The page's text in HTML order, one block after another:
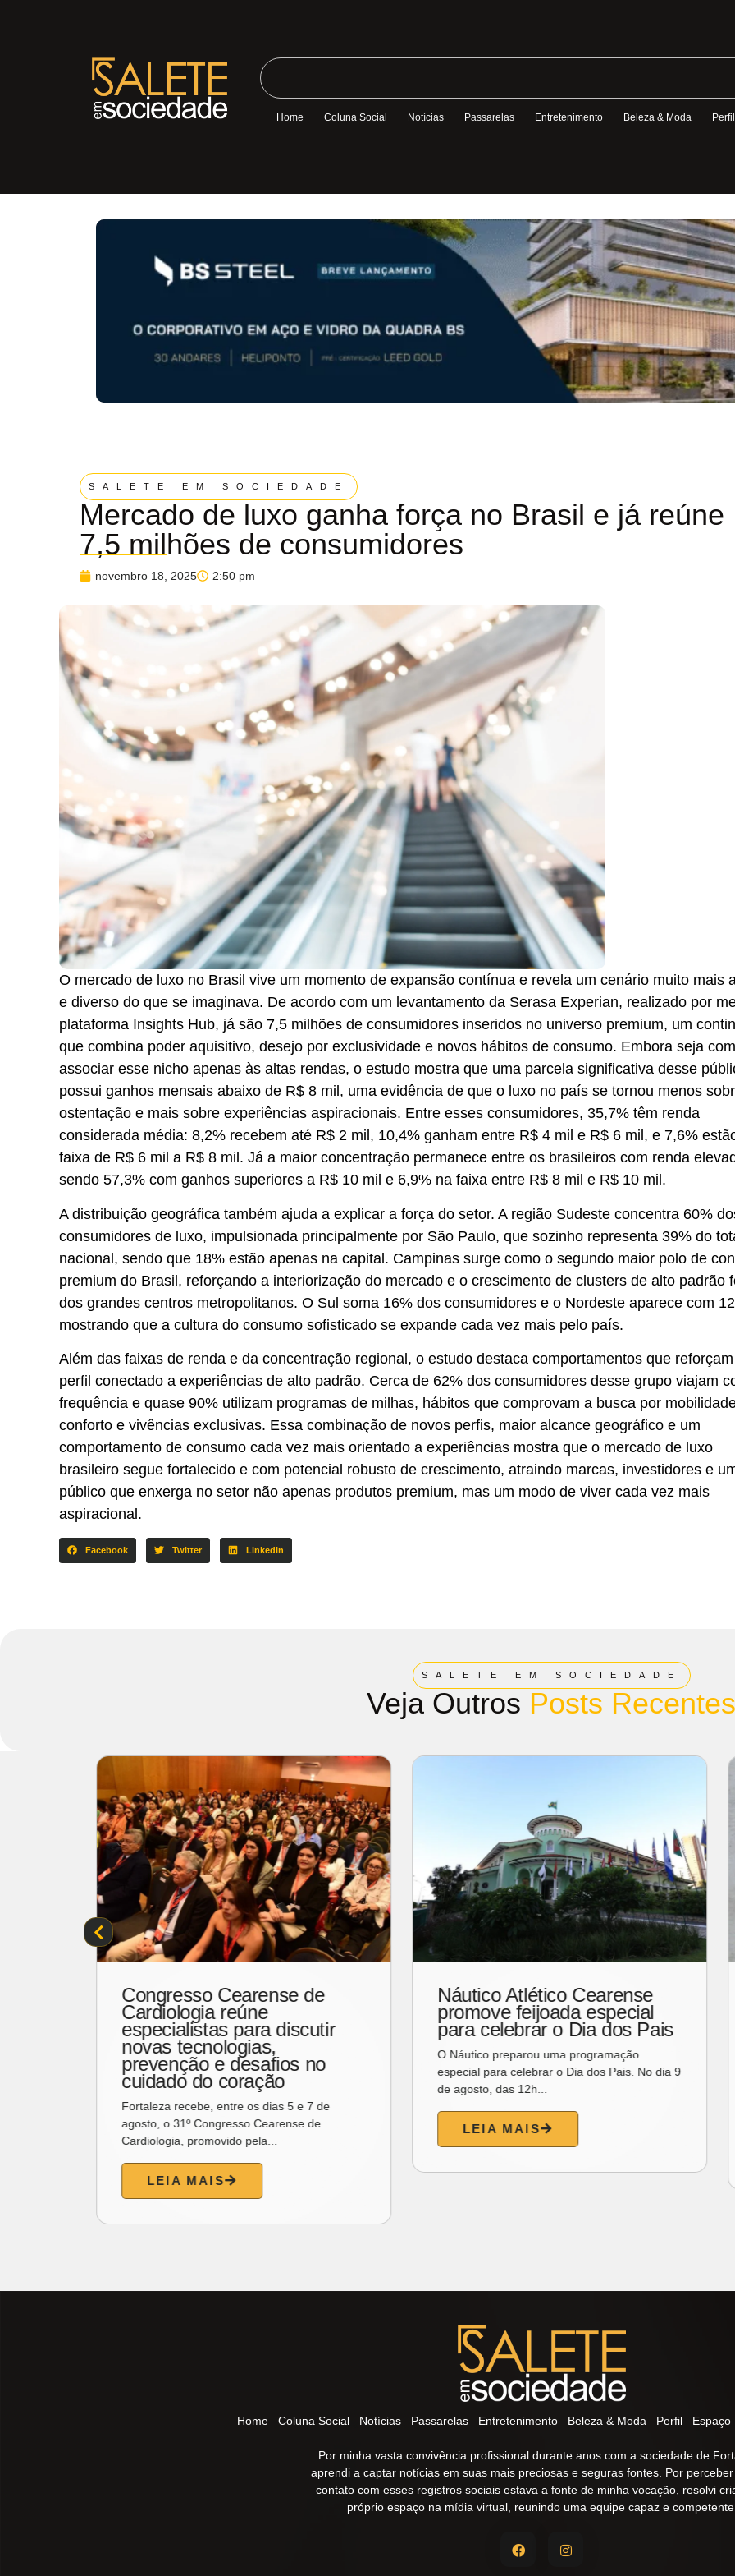
Home Coluna Social Notícias Passarelas Entretenimento Beleza & Moda Perfil
SALETE EM SOCIEDADE
Mercado de luxo ganha força no Brasil e já reúne
7,5 milhões de consumidores
novembro 18, 2025 2:50 pm
O mercado de luxo no Brasil vive um momento de expansão contínua e revela um cenário muito mais
e diverso do que se imaginava. De acordo com um levantamento da Serasa Experian, realizado por
plataforma Insights Hub, já são 7,5 milhões de consumidores inseridos no universo premium, um
que combina poder aquisitivo, desejo por exclusividade e novos hábitos de consumo. Embora seja
associar esse nicho apenas às altas rendas, o estudo mostra que uma parcela significativa desse
possui ganhos mensais abaixo de R$ 8 mil, uma evidência de que o luxo no país se tornou menos
ostentação e mais sobre experiências aspiracionais. Entre esses consumidores, 35,7% têm renda
considerada média: 8,2% recebem até R$ 2 mil, 10,4% ganham entre R$ 4 mil e R$ 6 mil, e 7,6%
faixa de R$ 6 mil a R$ 8 mil. Já a maior concentração permanece entre os brasileiros com renda
sendo 57,3% com ganhos superiores a R$ 10 mil e 6,9% na faixa entre R$ 8 mil e R$ 10 mil.
A distribuição geográfica também ajuda a explicar a força do setor. A região Sudeste concentra 60%
consumidores de luxo, impulsionada principalmente por São Paulo, que sozinho representa 39% do
nacional, sendo que 18% estão apenas na capital. Campinas surge como o segundo maior polo de
premium do Brasil, reforçando a interiorização do mercado e o crescimento de clusters de alto padrão
dos grandes centros metropolitanos. O Sul soma 16% dos consumidores e o Nordeste aparece com
mostrando que a cultura do consumo sofisticado se expande cada vez mais pelo país.
Além das faixas de renda e da concentração regional, o estudo destaca comportamentos que
perfil conectado a experiências de alto padrão. Cerca de 62% dos consumidores desse grupo viajam
frequência e quase 90% utilizam programas de milhas, hábitos que comprovam a busca por
conforto e vivências exclusivas. Essa combinação de novos perfis, maior alcance geográfico e um
comportamento de consumo cada vez mais orientado a experiências mostra que o mercado de luxo
brasileiro segue fortalecido e com potencial robusto de crescimento, atraindo marcas, investidores e
público que enxerga no setor não apenas produtos premium, mas um modo de viver cada vez mais
aspiracional.
Facebook Twitter LinkedIn
SALETE EM SOCIEDADE
Veja Outros Posts Recentes
Náutico Atlético Cearense
promove feijoada especial
para celebrar o Dia dos Pais
O Náutico preparou uma programação
especial para celebrar o Dia dos Pais. No dia 9
de agosto, das 12h...
LEIA MAIS
Unifor promove encontro
com designers mexicanos
sobre inovação, cultura e
impacto social
A Universidade de Fortaleza (Unifor) promove
um encontro acadêmico com os designers
LEIA MAIS
Home Coluna Social Notícias Passarelas Entretenimento Beleza & Moda Perfil Espaço
Por minha vasta convivência profissional durante anos com a sociedade de
aprendi a captar notícias em suas mais preciosas e seguras fontes. Por
contato com esses registros sociais estava a fonte de minha vocação, resolvi
próprio espaço na mídia virtual, reunindo uma equipe capaz e